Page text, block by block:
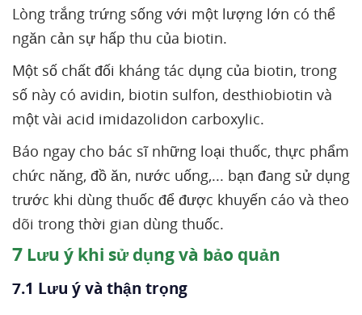
Lòng trắng trứng sống với một lượng lớn có thể
ngăn cản sự hấp thu của biotin.
Một số chất đối kháng tác dụng của biotin, trong
số này có avidin, biotin sulfon, desthiobiotin và
một vài acid imidazolidon carboxylic.
Báo ngay cho bác sĩ những loại thuốc, thực phẩm
chức năng, đồ ăn, nước uống,... bạn đang sử dụng
trước khi dùng thuốc để được khuyến cáo và theo
dõi trong thời gian dùng thuốc.
7 Lưu ý khi sử dụng và bảo quản
7.1 Lưu ý và thận trọng